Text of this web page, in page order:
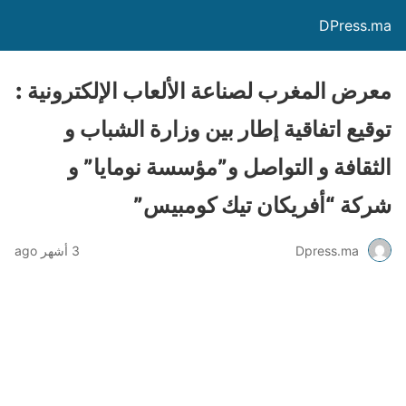
DPress.ma
معرض المغرب لصناعة الألعاب الإلكترونية :
توقيع اتفاقية إطار بين وزارة الشباب و
الثقافة و التواصل و”مؤسسة نومايا” و
شركة “أفريكان تيك كومبيس”
Dpress.ma 3 أشهر ago